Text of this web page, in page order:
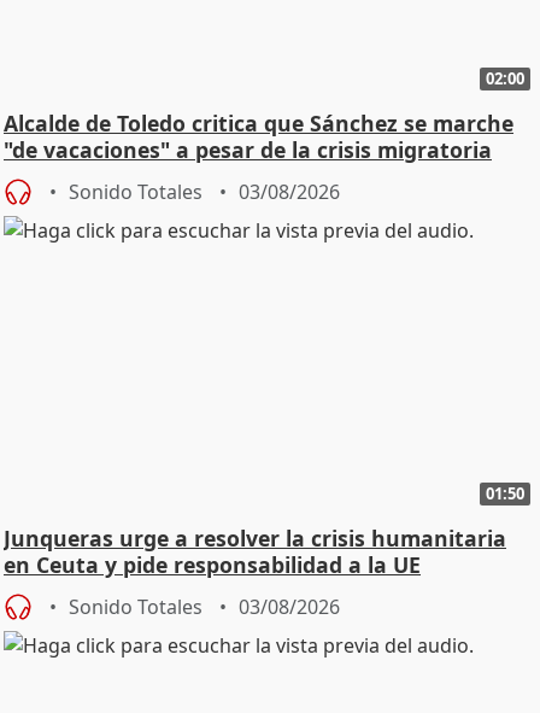
02:00
Alcalde de Toledo critica que Sánchez se marche
"de vacaciones" a pesar de la crisis migratoria
Sonido Totales 03/08/2026
01:50
Junqueras urge a resolver la crisis humanitaria
en Ceuta y pide responsabilidad a la UE
Sonido Totales 03/08/2026